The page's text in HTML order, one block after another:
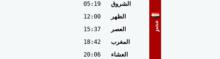
مصر
الشروق
05:19
الظهر
12:00
العصر
15:37
المغرب
18:42
العشاء
20:06